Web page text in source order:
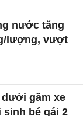
nước tăng
lượng, vượt
dưới gầm xe
sinh bé gái 2